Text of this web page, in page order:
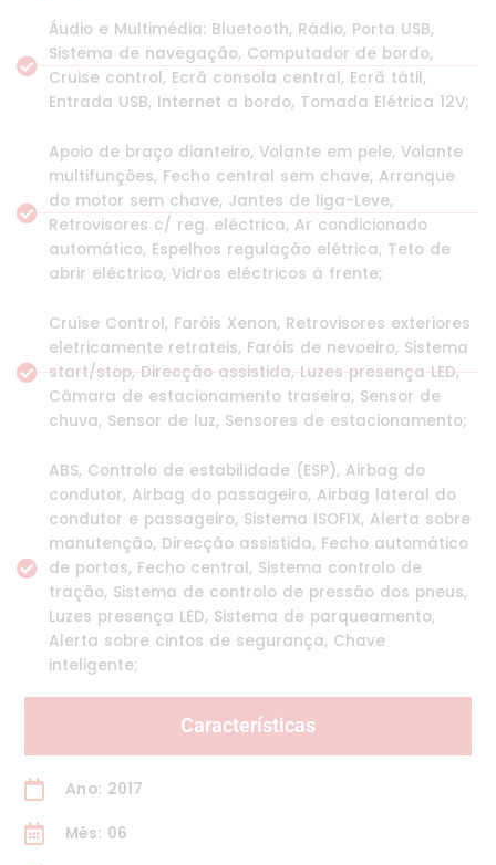
Áudio e Multimédia: Bluetooth, Rádio, Porta USB,
Sistema de navegação, Computador de bordo,
Cruise control, Ecrã consola central, Ecrã tátil,
Entrada USB, Internet a bordo, Tomada Elétrica 12V;
Apoio de braço dianteiro, Volante em pele, Volante
multifunções, Fecho central sem chave, Arranque
do motor sem chave, Jantes de liga-Leve,
Retrovisores c/ reg. eléctrica, Ar condicionado
automático, Espelhos regulação elétrica, Teto de
abrir eléctrico, Vidros eléctricos à frente;
Cruise Control, Faróis Xenon, Retrovisores exteriores
eletricamente retrateis, Faróis de nevoeiro, Sistema
start/stop, Direcção assistida, Luzes presença LED,
Câmara de estacionamento traseira, Sensor de
chuva, Sensor de luz, Sensores de estacionamento;
ABS, Controlo de estabilidade (ESP), Airbag do
condutor, Airbag do passageiro, Airbag lateral do
condutor e passageiro, Sistema ISOFIX, Alerta sobre
manutenção, Direcção assistida, Fecho automático
de portas, Fecho central, Sistema controlo de
tração, Sistema de controlo de pressão dos pneus,
Luzes presença LED, Sistema de parqueamento,
Alerta sobre cintos de segurança, Chave
inteligente;
Características
Ano: 2017
Mês: 06